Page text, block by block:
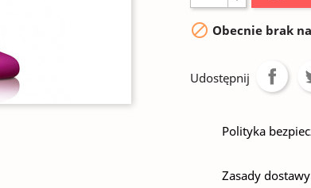
 Obecnie brak
Udostępnij
Polityka
Zasady dostawy